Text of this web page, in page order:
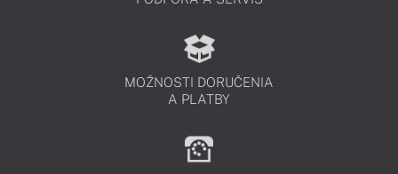
MOŽNOSTI DORUČENIA
A PLATBY